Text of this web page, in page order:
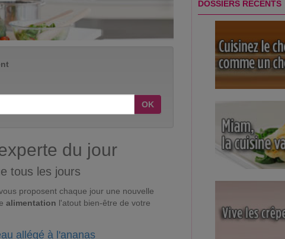
OK
du jour
tous les jours
proposent chaque jour une nouvelle
alimentation l'atout bien-être de votre
allégé à l'ananas
DOSSIERS RÉCENTS